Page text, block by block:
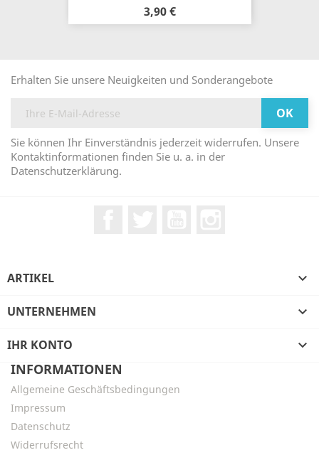
3,90 €
Erhalten Sie unsere Neuigkeiten und Sonderangebote
Sie können Ihr Einverständnis jederzeit widerrufen. Unsere
Kontaktinformationen finden Sie u. a. in der
Datenschutzerklärung.
ARTIKEL 
UNTERNEHMEN 
IHR KONTO

INFORMATIONEN
Allgemeine Geschäftsbedingungen
Impressum
Datenschutz
Widerrufsrecht